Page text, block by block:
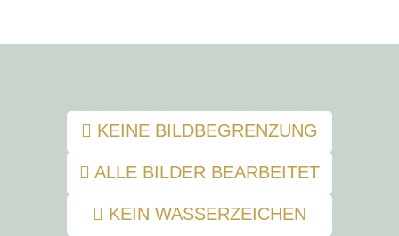
KEINE BILDBEGRENZUNG
ALLE BILDER BEARBEITET
KEIN WASSERZEICHEN